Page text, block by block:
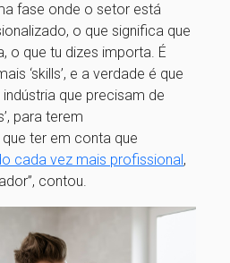
fase onde o setor está
o que significa que
o que tu dizes importa. É
‘skills’, e a verdade é que
que precisam de
para terem
que ter em conta que
cada vez mais profissional,
contou.